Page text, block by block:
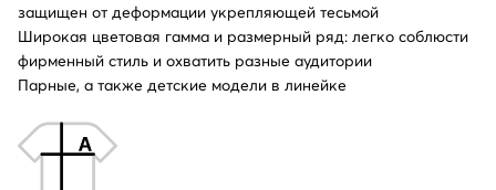
защищен от деформации укрепляющей тесьмой
Широкая цветовая гамма и размерный ряд: легко соблюсти
фирменный стиль и охватить разные аудитории
Парные, а также детские модели в линейке